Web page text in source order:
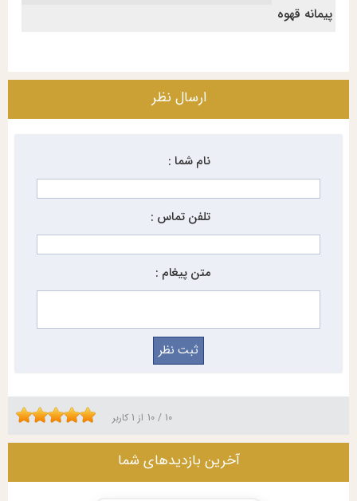
پیمانه قهوه
ارسال نظر
نام شما :
تلفن تماس :
متن پیغام :
10 / 10 از 1 کاربر
آخرین بازدیدهای شما